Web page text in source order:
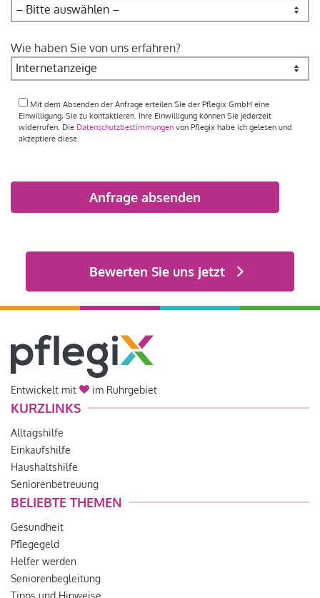
Wie haben Sie von uns erfahren?
Mit dem Absenden der Anfrage erteilen Sie der Pflegix GmbH eine
Einwilligung, Sie zu kontaktieren. Ihre Einwilligung können Sie jederzeit
widerrufen. Die Datenschutzbestimmungen von Pflegix habe ich gelesen und
akzeptiere diese.
Bewerten Sie uns jetzt
Entwickelt mit im Ruhrgebiet
KURZLINKS
Alltagshilfe
Einkaufshilfe
Haushaltshilfe
Seniorenbetreuung
BELIEBTE THEMEN
Gesundheit
Pflegegeld
Helfer werden
Seniorenbegleitung
Tipps und Hinweise